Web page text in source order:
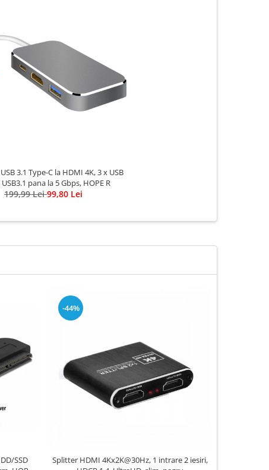
3.1 Type-C la HDMI 4K, 3 x USB
pana la 5 Gbps, HOPE R
199,99 Lei99,80 Lei
SSD
-44%
Splitter HDMI 4Kx2K@30Hz, 1 intrare 2 iesiri,